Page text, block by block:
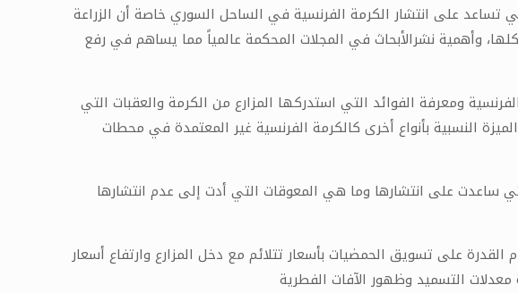
على انتشار الكرمة الفرنسية في الساحل السوري خاصة أن الزراعة
وأهمية نشرالأبحاث في المجلات المحكمة عالمياً مما يساهم في رفع
ومعرفة الفوائد التي استدركها المزارع من الكرمة والعقبات التي
النسبية بأنواع أخرى كالكرمة الفرنسية غير المعتمدة في محطات
ساعدت على انتشارها وما هي المعوقات التي أدت إلى عدم انتشارها
على تسويق الحمضيات بأسعار تتلائم مع دخل المزارع وارتفاع أسعار
التسميد وظهور الآفات الفطرية